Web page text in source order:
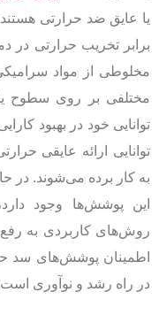
یا عایق ضد حرارتی
برابر تخریب حرارتی در
مخلوطی از مواد
مختلفی بر روی سطوح
توانایی خود در بهبود
توانایی ارائه عایقی
به کار برده می‌شوند. در
این پوشش‌ها وجود
روش‌های کاربردی به رفع
اطمینان پوشش‌های سد
در راه رشد و نوآوری